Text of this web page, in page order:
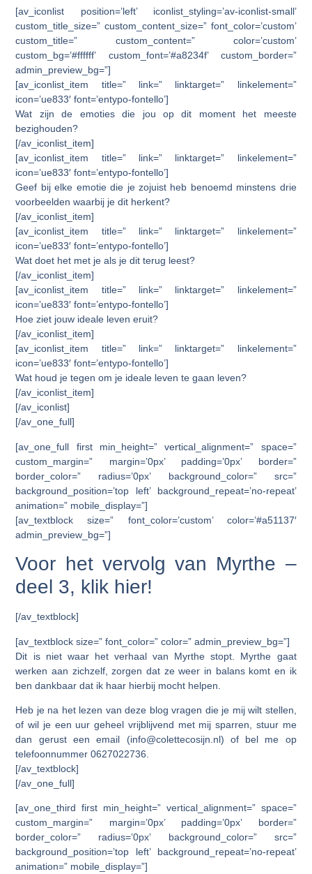
[av_iconlist position=’left’ iconlist_styling=’av-iconlist-small’
custom_title_size=” custom_content_size=” font_color=’custom’
custom_title=” custom_content=” color=’custom’
custom_bg=’#ffffff’ custom_font=’#a8234f’ custom_border=”
admin_preview_bg=”]
[av_iconlist_item title=” link=” linktarget=” linkelement=”
icon=’ue833′ font=’entypo-fontello’]
Wat zijn de emoties die jou op dit moment het meeste
bezighouden?
[/av_iconlist_item]
[av_iconlist_item title=” link=” linktarget=” linkelement=”
icon=’ue833′ font=’entypo-fontello’]
Geef bij elke emotie die je zojuist heb benoemd minstens drie
voorbeelden waarbij je dit herkent?
[/av_iconlist_item]
[av_iconlist_item title=” link=” linktarget=” linkelement=”
icon=’ue833′ font=’entypo-fontello’]
Wat doet het met je als je dit terug leest?
[/av_iconlist_item]
[av_iconlist_item title=” link=” linktarget=” linkelement=”
icon=’ue833′ font=’entypo-fontello’]
Hoe ziet jouw ideale leven eruit?
[/av_iconlist_item]
[av_iconlist_item title=” link=” linktarget=” linkelement=”
icon=’ue833′ font=’entypo-fontello’]
Wat houd je tegen om je ideale leven te gaan leven?
[/av_iconlist_item]
[/av_iconlist]
[/av_one_full]
[av_one_full first min_height=” vertical_alignment=” space=”
custom_margin=” margin=’0px’ padding=’0px’ border=”
border_color=” radius=’0px’ background_color=” src=”
background_position=’top left’ background_repeat=’no-repeat’
animation=” mobile_display=”]
[av_textblock size=” font_color=’custom’ color=’#a51137′
admin_preview_bg=”]
Voor het vervolg van Myrthe –
deel 3, klik hier!
[/av_textblock]
[av_textblock size=” font_color=” color=” admin_preview_bg=”]
Dit is niet waar het verhaal van Myrthe stopt. Myrthe gaat
werken aan zichzelf, zorgen dat ze weer in balans komt en ik
ben dankbaar dat ik haar hierbij mocht helpen.
Heb je na het lezen van deze blog vragen die je mij wilt stellen,
of wil je een uur geheel vrijblijvend met mij sparren, stuur me
dan gerust een email (info@colettecosijn.nl) of bel me op
telefoonnummer 0627022736.
[/av_textblock]
[/av_one_full]
[av_one_third first min_height=” vertical_alignment=” space=”
custom_margin=” margin=’0px’ padding=’0px’ border=”
border_color=” radius=’0px’ background_color=” src=”
background_position=’top left’ background_repeat=’no-repeat’
animation=” mobile_display=”]